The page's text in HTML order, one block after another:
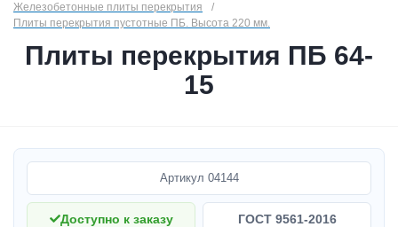
Железобетонные плиты перекрытия
/
Плиты перекрытия пустотные ПБ. Высота 220 мм.
Плиты перекрытия ПБ 64-
15
Артикул 04144
Доступно к заказу ГОСТ 9561-2016